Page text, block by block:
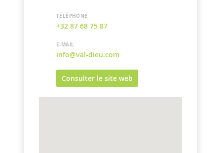
TÉLÉPHONE
+32 87 68 75 87
E-MAIL
info@val-dieu.com
Consulter le site web